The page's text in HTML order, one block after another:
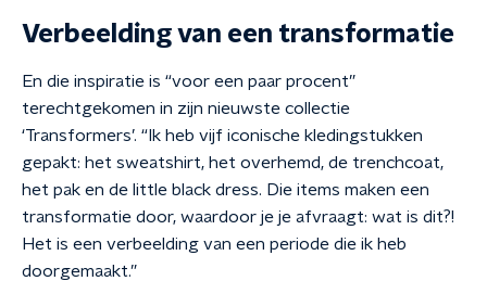
Verbeelding van een transformatie
En die inspiratie is “voor een paar procent”
terechtgekomen in zijn nieuwste collectie
‘Transformers’. “Ik heb vijf iconische kledingstukken
gepakt: het sweatshirt, het overhemd, de trenchcoat,
het pak en de little black dress. Die items maken een
transformatie door, waardoor je je afvraagt: wat is dit?!
Het is een verbeelding van een periode die ik heb
doorgemaakt.”